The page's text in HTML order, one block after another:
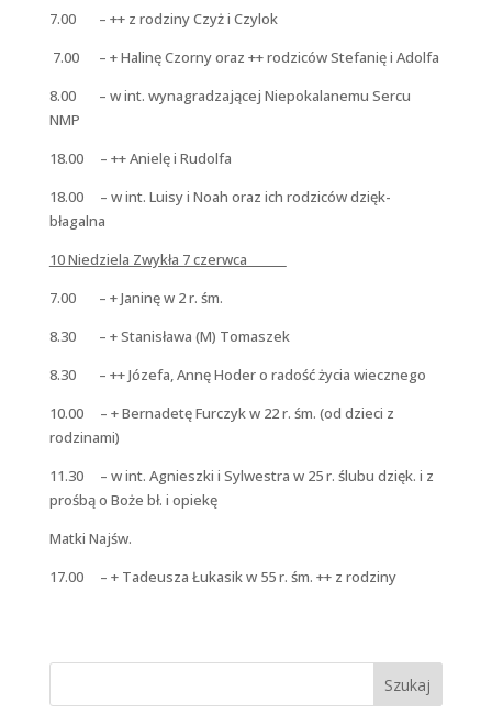
7.00 – ++ z rodziny Czyż i Czylok
7.00 – + Halinę Czorny oraz ++ rodziców Stefanię i Adolfa
8.00 – w int. wynagradzającej Niepokalanemu Sercu
NMP
18.00 – ++ Anielę i Rudolfa
18.00 – w int. Luisy i Noah oraz ich rodziców dzięk-
błagalna
10 Niedziela Zwykła 7 czerwca
7.00 – + Janinę w 2 r. śm.
8.30 – + Stanisława (M) Tomaszek
8.30 – ++ Józefa, Annę Hoder o radość życia wiecznego
10.00 – + Bernadetę Furczyk w 22 r. śm. (od dzieci z
rodzinami)
11.30 – w int. Agnieszki i Sylwestra w 25 r. ślubu dzięk. i z
prośbą o Boże bł. i opiekę
Matki Najśw.
17.00 – + Tadeusza Łukasik w 55 r. śm. ++ z rodziny